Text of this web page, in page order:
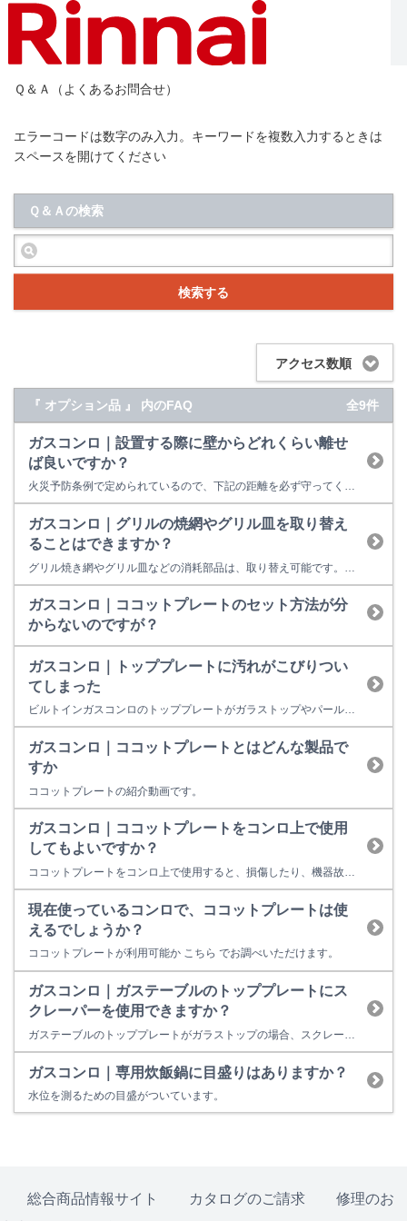
Ｑ＆Ａ（よくあるお問合せ）
エラーコードは数字のみ入力。キーワードを複数入力するときは
スペースを開けてください
Ｑ＆Ａの検索
検索する
アクセス数順
『 オプション品 』 内のFAQ 全9件
ガスコンロ｜設置する際に壁からどれくらい離せ
ば良いですか？
火災予防条例で定められているので、下記の距離を必ず守ってください。距離が近いと火災の原因になります。 距離が確保できない場合は、別売の防熱板を取り付けてください。 防熱板はRinnai Style（リンナイスタイル）からご購入いただけます。 【テーブルコンロの場合】 【ビルトインコンロの場合】
ガスコンロ｜グリルの焼網やグリル皿を取り替え
ることはできますか？
ガスコンロ｜ココットプレートのセット方法が分
からないのですが？
ガスコンロ｜トッププレートに汚れがこびりつい
てしまった
ビルトインガスコンロのトッププレートがガラストップやパールクリスタルの場合は、スクレーパーを使用することができます。 注）ガステーブルの場合は、パールクリスタルには使用出来ません。 下記の動画を参考にお手入れしてください。 動画内の専用クリーナー、スクレーパーは、リンナイ公式部品販売サイト（Rinnai Style（リンナイスタイル）） で購入が可能です。
ガスコンロ｜ココットプレートとはどんな製品で
すか
ココットプレートの紹介動画です。
ガスコンロ｜ココットプレートをコンロ上で使用
してもよいですか？
ココットプレートをコンロ上で使用すると、損傷したり、機器故障の原因になるので、グリルのみでお使いください。 【取扱説明書抜粋】
現在使っているコンロで、ココットプレートは使
えるでしょうか？
ココットプレートが利用可能か こちら でお調べいただけます。
ガスコンロ｜ガステーブルのトッププレートにス
クレーパーを使用できますか？
ガスコンロ｜専用炊飯鍋に目盛りはありますか？
水位を測るための目盛がついています。
総合商品情報サイト カタログのご請求
修理のお